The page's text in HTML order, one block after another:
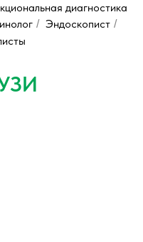
диaгностика
/ Эндоскопист /